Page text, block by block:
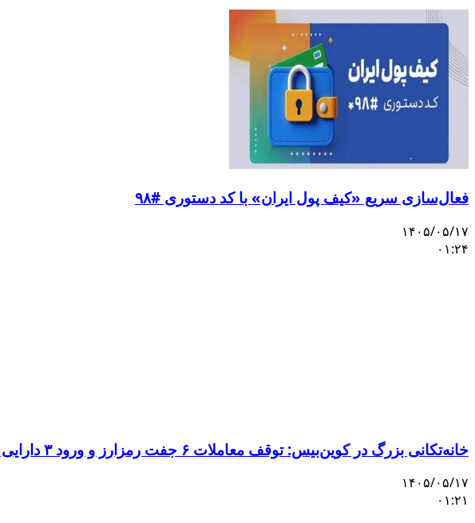
فعال‌سازی سریع «کیف پول ایران» با کد دستوری #۹۸
۱۴۰۵/۰۵/۱۷
۰۱:۲۴
خانه‌تکانی بزرگ در کوین‌بیس: توقف معاملات ۶ جفت رمزارز و ورود ۳ دارایی جدید
۱۴۰۵/۰۵/۱۷
۰۱:۲۱